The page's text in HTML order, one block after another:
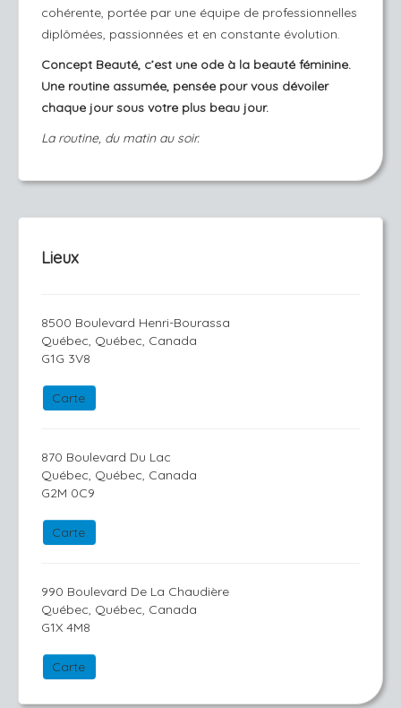
cohérente, portée par une équipe de professionnelles
diplômées, passionnées et en constante évolution.
Concept Beauté, c’est une ode à la beauté féminine.
Une routine assumée, pensée pour vous dévoiler
chaque jour sous votre plus beau jour.
La routine, du matin au soir.
Lieux
8500 Boulevard Henri-Bourassa
Québec, Québec, Canada
G1G 3V8
Carte
870 Boulevard Du Lac
Québec, Québec, Canada
G2M 0C9
Carte
990 Boulevard De La Chaudière
Québec, Québec, Canada
G1X 4M8
Carte